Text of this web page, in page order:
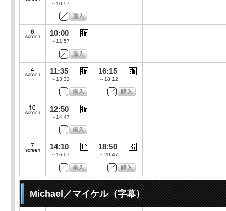
～10:57
10:00
～11:57
11:35
～13:32
16:15
～18:12
12:50
～14:47
14:10
～16:07
18:50
～20:47
Michael／マイケル（字幕）